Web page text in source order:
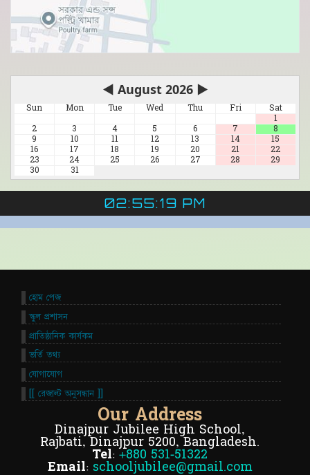
◀ August 2026 ▶
Sun Mon Tue Wed Thu Fri
Sat
1
2
3 4 5 6 7
8
9
10 11 12 13 14
15
16
17 18 19 20 21
22
23
24 25 26 27 28
29
30
31
02:55:20 PM
Our Address
Dinajpur Jubilee High School,
Rajbati, Dinajpur 5200, Bangladesh.
Tel: +880 531-51322
Email: schooljubilee@gmail.com
হোম পেজ
স্কুল প্রশাসন
প্রাতিষ্ঠানিক কার্যকম
ভর্তি তথ্য
যোগাযোগ
[[ রেজাল্ট অনুসন্ধান ]]